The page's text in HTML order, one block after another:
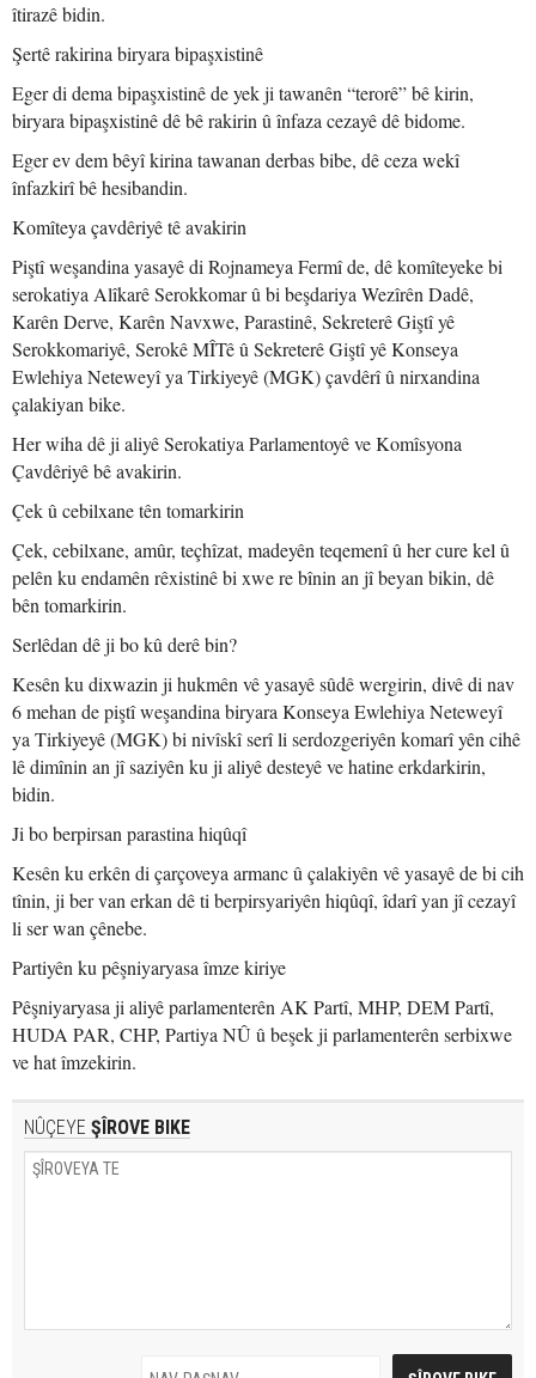
îtirazê bidin.
Şertê rakirina biryara bipaşxistinê
Eger di dema bipaşxistinê de yek ji tawanên “terorê” bê kirin,
biryara bipaşxistinê dê bê rakirin û înfaza cezayê dê bidome.
Eger ev dem bêyî kirina tawanan derbas bibe, dê ceza wekî
înfazkirî bê hesibandin.
Komîteya çavdêriyê tê avakirin
Piştî weşandina yasayê di Rojnameya Fermî de, dê komîteyeke bi
serokatiya Alîkarê Serokkomar û bi beşdariya Wezîrên Dadê,
Karên Derve, Karên Navxwe, Parastinê, Sekreterê Giştî yê
Serokkomariyê, Serokê MÎTê û Sekreterê Giştî yê Konseya
Ewlehiya Neteweyî ya Tirkiyeyê (MGK) çavdêrî û nirxandina
çalakiyan bike.
Her wiha dê ji aliyê Serokatiya Parlamentoyê ve Komîsyona
Çavdêriyê bê avakirin.
Çek û cebilxane tên tomarkirin
Çek, cebilxane, amûr, teçhîzat, madeyên teqemenî û her cure kel û
pelên ku endamên rêxistinê bi xwe re bînin an jî beyan bikin, dê
bên tomarkirin.
Serlêdan dê ji bo kû derê bin?
Kesên ku dixwazin ji hukmên vê yasayê sûdê wergirin, divê di nav
6 mehan de piştî weşandina biryara Konseya Ewlehiya Neteweyî
ya Tirkiyeyê (MGK) bi nivîskî serî li serdozgeriyên komarî yên cihê
lê dimînin an jî saziyên ku ji aliyê desteyê ve hatine erkdarkirin,
bidin.
Ji bo berpirsan parastina hiqûqî
Kesên ku erkên di çarçoveya armanc û çalakiyên vê yasayê de bi cih
tînin, ji ber van erkan dê ti berpirsyariyên hiqûqî, îdarî yan jî cezayî
li ser wan çênebe.
Partiyên ku pêşniyaryasa îmze kiriye
Pêşniyaryasa ji aliyê parlamenterên AK Partî, MHP, DEM Partî,
HUDA PAR, CHP, Partiya NÛ û beşek ji parlamenterên serbixwe
ve hat îmzekirin.
NÛÇEYE ŞÎROVE BIKE